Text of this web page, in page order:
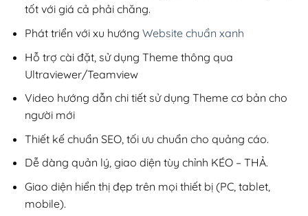
tốt với giá cả phải chăng.
Phát triển với xu hướng Website chuẩn xanh
Hỗ trợ cài đặt, sử dụng Theme thông qua
Ultraviewer/Teamview
Video hướng dẫn chi tiết sử dụng Theme cơ bản cho
người mới
Thiết kế chuẩn SEO, tối ưu chuẩn cho quảng cáo.
Dễ dàng quản lý, giao diện tùy chỉnh KÉO – THẢ.
Giao diện hiển thị đẹp trên mọi thiết bị (PC, tablet,
mobile).